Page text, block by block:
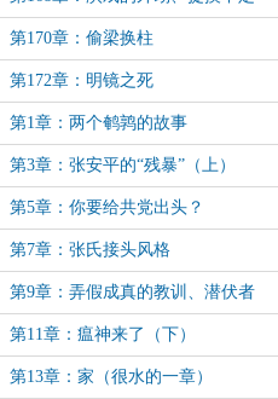
的表舅
第170章：偷梁换柱
第172章：明镜之死
第1章：两个鹌鹑的故事
第3章：张安平的“残暴”（上）
第5章：你要给共党出头？
第7章：张氏接头风格
第9章：弄假成真的教训、潜伏者
的苦楚
第11章：瘟神来了（下）
第13章：家（很水的一章）